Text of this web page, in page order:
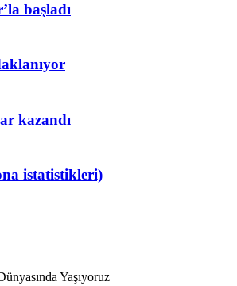
başladı
kazandı
istatistikleri)
Yaşıyoruz